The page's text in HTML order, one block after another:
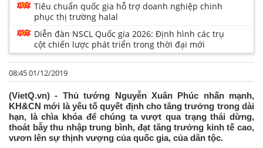
Tiêu chuẩn quốc gia hỗ trợ doanh nghiệp chinh
phục thị trường halal
Diễn đàn NSCL Quốc gia 2026: Định hình các trụ
cột chiến lược phát triển trong thời đại mới
08:45 01/12/2019
(VietQ.vn) - Thủ tướng Nguyễn Xuân Phúc nhấn mạnh,
KH&CN mới là yếu tố quyết định cho tăng trưởng trong dài
hạn, là chìa khóa để chúng ta vượt qua trạng thái dừng,
thoát bẫy thu nhập trung bình, đạt tăng trưởng kinh tế cao,
vươn lên sự thịnh vượng của quốc gia, của dân tộc.